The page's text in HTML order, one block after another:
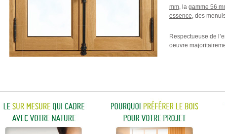
mm, la gamme 56
essence, des
Respectueuse de
oeuvre